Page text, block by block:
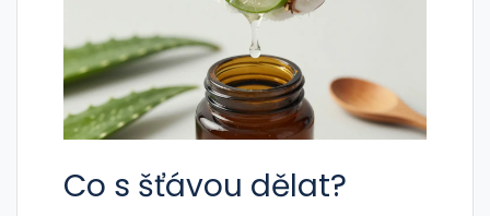
Co s šťávou dělat?